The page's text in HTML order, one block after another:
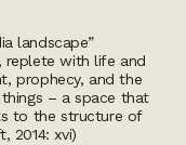
landscape”
replete with life and
prophecy, and the
– a space that
to the structure of
2014: xvi)